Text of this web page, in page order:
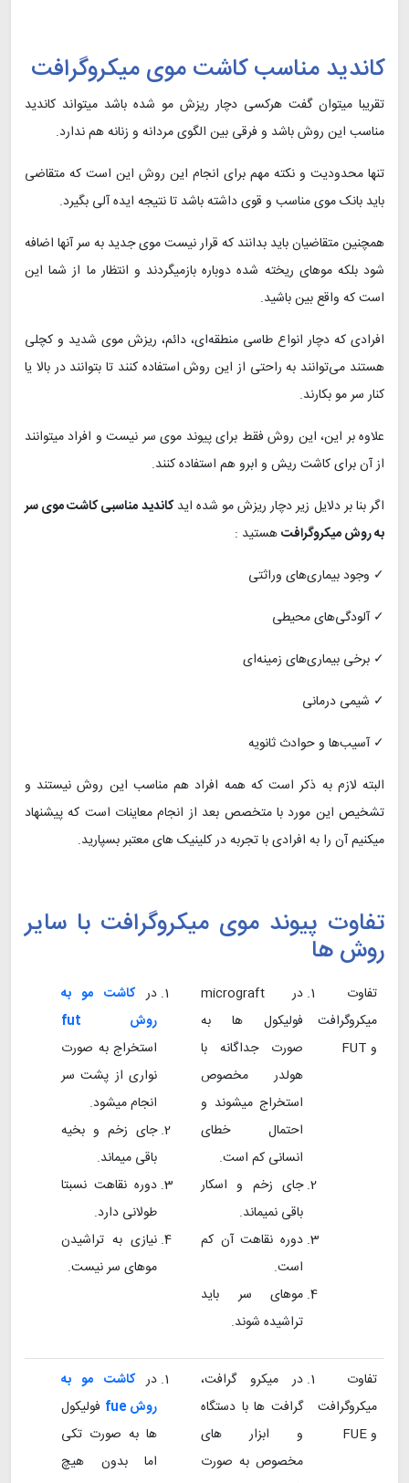
کاندید مناسب کاشت موی میکروگرافت
تقریبا میتوان گفت هرکسی دچار ریزش مو شده باشد میتواند کاندید
مناسب این روش باشد و فرقی بین الگوی مردانه و زنانه هم ندارد.
تنها محدودیت و نکته مهم برای انجام این روش این است که متقاضی
باید بانک موی مناسب و قوی داشته باشد تا نتیجه ایده آلی بگیرد.
همچنین متقاضیان باید بدانند که قرار نیست موی جدید به سر آنها اضافه
شود بلکه موهای ریخته شده دوباره بازمیگردند و انتظار ما از شما این
است که واقع بین باشید.
افرادی که دچار انواع طاسی منطقه‌ای، دائم، ریزش موی شدید و کچلی
هستند می‌توانند به راحتی از این روش استفاده کنند تا بتوانند در بالا یا
کنار سر مو بکارند.
علاوه بر این، این روش فقط برای پیوند موی سر نیست و افراد میتوانند
از آن برای کاشت ریش و ابرو هم استفاده کنند.
اگر بنا بر دلایل زیر دچار ریزش مو شده ایدکاندید مناسبی کاشت موی سر
به روش میکروگرافتهستید :
✓ وجود بیماری‌های وراثتی
✓ آلودگی‌های ‌محیطی
✓ برخی بیماری‌های زمینه‌ای
✓ شیمی درمانی
✓ آسیب‌ها و حوادث ثانویه
البته لازم به ذکر است که همه افراد هم مناسب این روش نیستند و
تشخیص این مورد با متخصص بعد از انجام معاینات است که پیشنهاد
میکنیم آن را به افرادی با تجربه در کلینیک های معتبر بسپارید.
تفاوت پیوند موی میکروگرافت با سایر
روش ها
تفاوت
میکروگرافت
و FUT
در micrograft
فولیکول ها به
صورت جداگانه با
هولدر مخصوص
استخراج میشوند و
احتمال خطای
انسانی کم است.
جای زخم و اسکار
باقی نمیماند.
دوره نقاهت آن کم
است.
موهای سر باید
تراشیده شوند.
درکاشت مو به
روش fut
استخراج به صورت
نواری از پشت سر
انجام میشود.
جای زخم و بخیه
باقی میماند.
دوره نقاهت نسبتا
طولانی دارد.
نیازی به تراشیدن
موهای سر نیست.
تفاوت
میکروگرافت
و FUE
در میکرو گرافت،
گرافت ها با دستگاه
و ابزار های
مخصوص به صورت
درکاشت مو به
روش fue
فولیکول
ها به صورت تکی
اما بدون هیچ